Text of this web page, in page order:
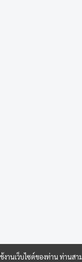
านเว็บไซต์ของท่าน ท่านสา